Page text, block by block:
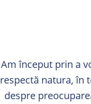
Am început prin a
respectă natura, în
despre